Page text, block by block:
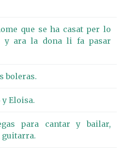
que se ha casat per lo
y ara la dona li fa pasar
boleras.
y Eloisa.
para cantar y bailar,
guitarra.